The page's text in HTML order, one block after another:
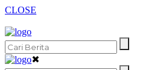
CLOSE
✖